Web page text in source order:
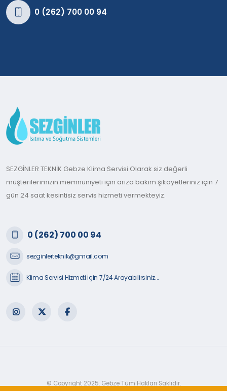
0 (262) 700 00 94
SEZGİNLER TEKNİK Gebze Klima Servisi Olarak siz değerli
müşterilerimizin memnuniyeti için arıza bakım şikayetleriniz için 7
gün 24 saat kesintisiz servis hizmeti vermekteyiz.
0 (262) 700 00 94
sezginlerteknik@gmail.com
Klima Servisi Hizmeti İçin 7/24 Arayabilirsiniz...
© Copyright 2025. Gebze Tüm Hakları Saklıdır.